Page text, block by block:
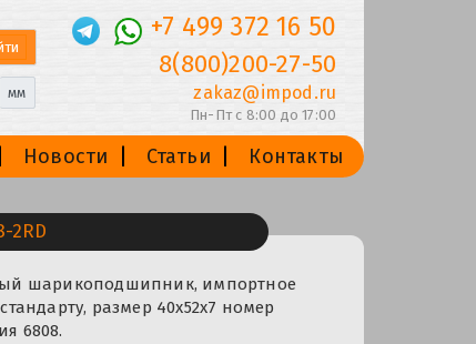
мм
+7 499 372 16 50
8(800)200-27-50
zakaz@impod.ru
Пн-Пт с 8:00 до 17:00
Новости Статьи Контакты
шарикоподшипник, импортное
размер 40x52x7 номер
6808.